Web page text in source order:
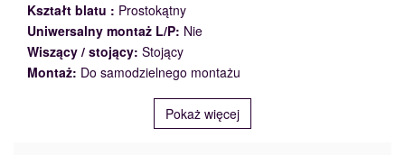
Kształt blatu : Prostokątny
Uniwersalny montaż L/P: Nie
Wiszący / stojący: Stojący
Montaż: Do samodzielnego montażu
Pokaż więcej